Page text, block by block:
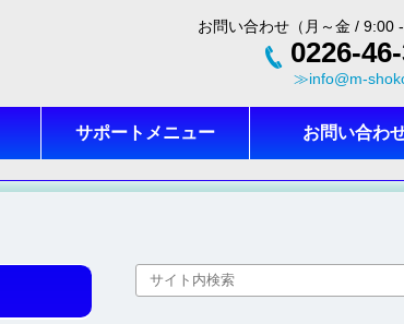
サポートメニュー お問い合わ
お問い合わせ（月～金 / 9:00 -
0226-
≫info@m-